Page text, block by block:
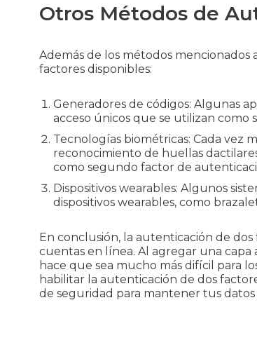
Otros Métodos de
Además de los métodos
factores disponibles:
Generadores de códigos: Algunas
acceso únicos que se utilizan
Tecnologías biométricas: Cada vez
reconocimiento de huellas
como segundo factor de
Dispositivos wearables: Algunos
dispositivos wearables, como
En conclusión, la autenticación de
cuentas en línea. Al agregar una
hace que sea mucho más difícil para
habilitar la autenticación de dos
de seguridad para mantener tus